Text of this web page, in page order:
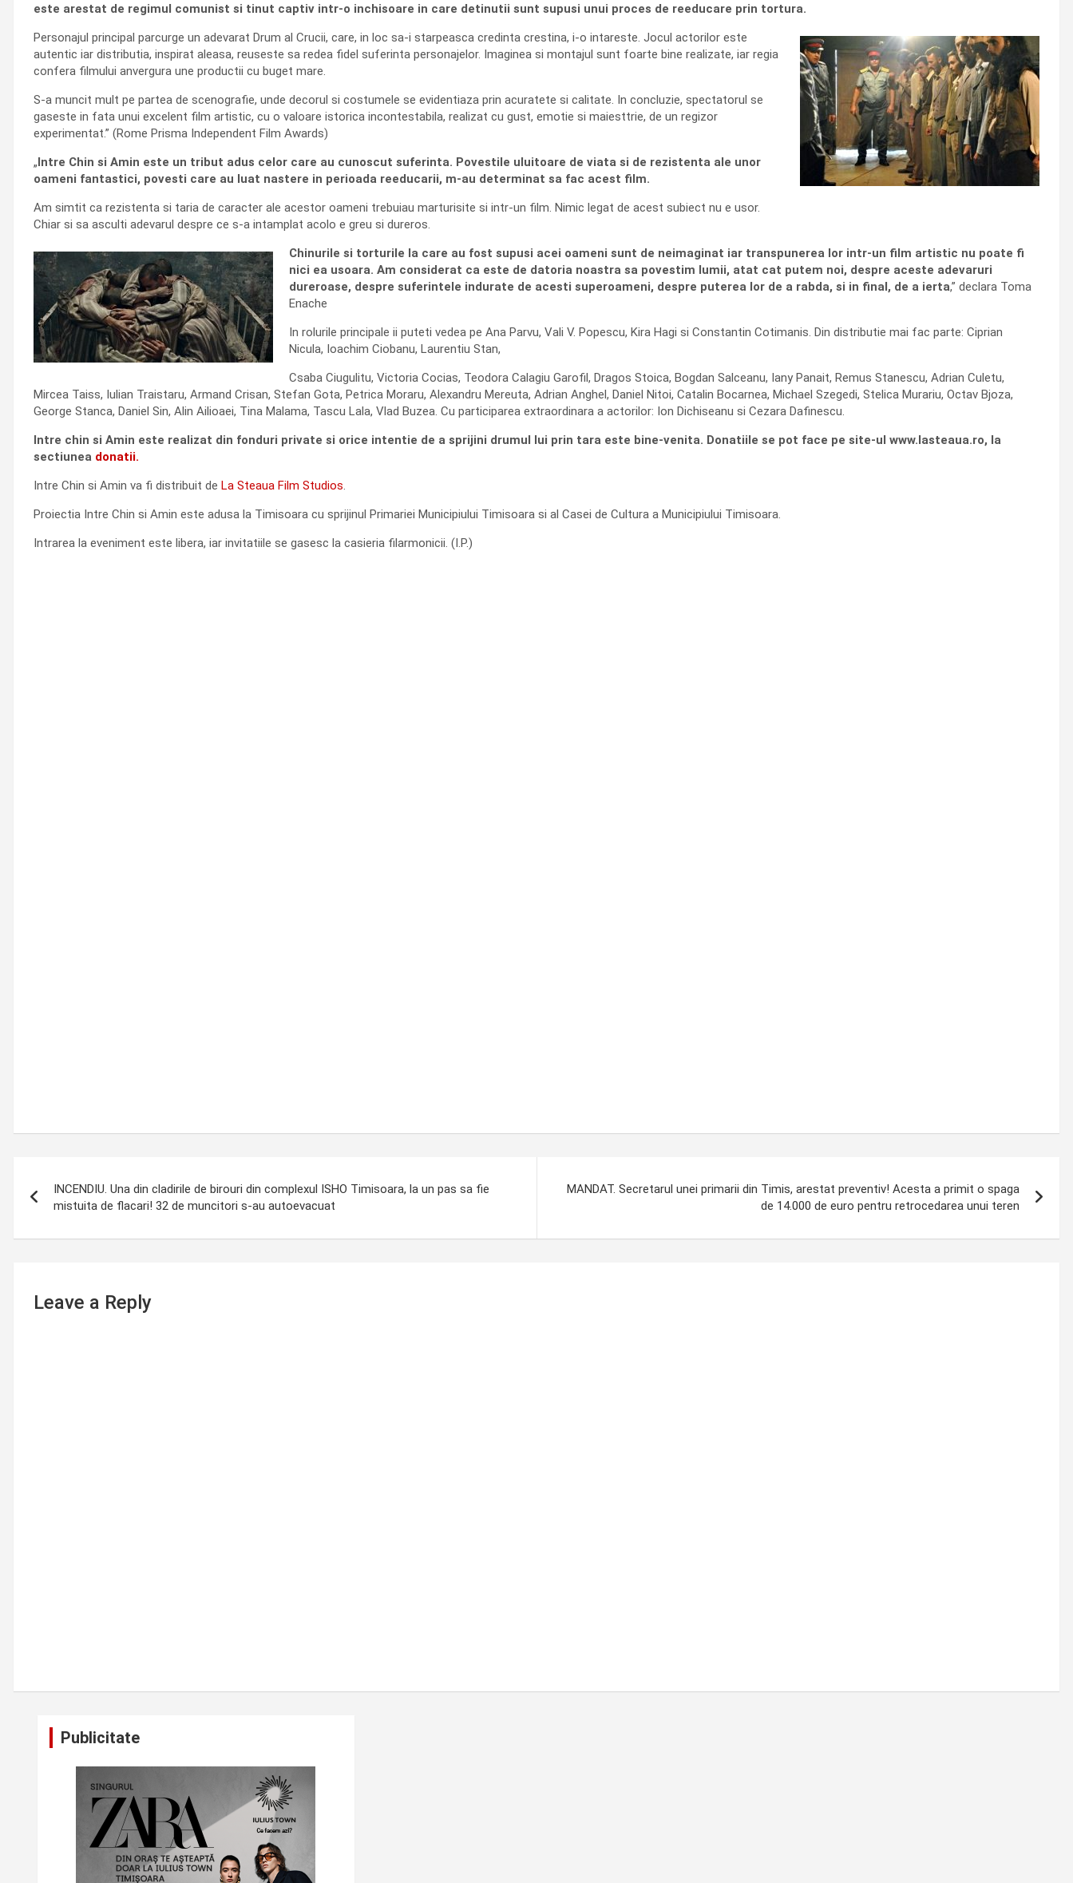
este arestat de regimul comunist si tinut captiv intr-o inchisoare in care detinutii sunt supusi unui proces de reeducare prin tortura.
Personajul principal parcurge un adevarat Drum al Crucii, care, in loc sa-i starpeasca credinta crestina, i-o intareste. Jocul actorilor este
autentic iar distributia, inspirat aleasa, reuseste sa redea fidel suferinta personajelor. Imaginea si montajul sunt foarte bine realizate, iar regia
confera filmului anvergura une productii cu buget mare.
S-a muncit mult pe partea de scenografie, unde decorul si costumele se evidentiaza prin acuratete si calitate. In concluzie, spectatorul se
gaseste in fata unui excelent film artistic, cu o valoare istorica incontestabila, realizat cu gust, emotie si maiesttrie, de un regizor
experimentat.” (Rome Prisma Independent Film Awards)
„Intre Chin si Amin este un tribut adus celor care au cunoscut suferinta. Povestile uluitoare de viata si de rezistenta ale unor
oameni fantastici, povesti care au luat nastere in perioada reeducarii, m-au determinat sa fac acest film.
Am simtit ca rezistenta si taria de caracter ale acestor oameni trebuiau marturisite si intr-un film. Nimic legat de acest subiect nu e usor.
Chiar si sa asculti adevarul despre ce s-a intamplat acolo e greu si dureros.
Chinurile si torturile la care au fost supusi acei oameni sunt de neimaginat iar transpunerea lor intr-un film artistic nu poate fi
nici ea usoara. Am considerat ca este de datoria noastra sa povestim lumii, atat cat putem noi, despre aceste adevaruri
dureroase, despre suferintele indurate de acesti superoameni, despre puterea lor de a rabda, si in final, de a ierta,” declara Toma
Enache
In rolurile principale ii puteti vedea pe Ana Parvu, Vali V. Popescu, Kira Hagi si Constantin Cotimanis. Din distributie mai fac parte: Ciprian
Nicula, Ioachim Ciobanu, Laurentiu Stan,
Csaba Ciugulitu, Victoria Cocias, Teodora Calagiu Garofil, Dragos Stoica, Bogdan Salceanu, Iany Panait, Remus Stanescu, Adrian Culetu,
Mircea Taiss, Iulian Traistaru, Armand Crisan, Stefan Gota, Petrica Moraru, Alexandru Mereuta, Adrian Anghel, Daniel Nitoi, Catalin Bocarnea, Michael Szegedi, Stelica Murariu, Octav Bjoza,
George Stanca, Daniel Sin, Alin Ailioaei, Tina Malama, Tascu Lala, Vlad Buzea. Cu participarea extraordinara a actorilor: Ion Dichiseanu si Cezara Dafinescu.
Intre chin si Amin este realizat din fonduri private si orice intentie de a sprijini drumul lui prin tara este bine-venita. Donatiile se pot face pe site-ul www.lasteaua.ro, la
sectiunea donatii.
Intre Chin si Amin va fi distribuit de La Steaua Film Studios.
Proiectia Intre Chin si Amin este adusa la Timisoara cu sprijinul Primariei Municipiului Timisoara si al Casei de Cultura a Municipiului Timisoara.
Intrarea la eveniment este libera, iar invitatiile se gasesc la casieria filarmonicii. (I.P.)
navigation
INCENDIU. Una din cladirile de birouri din complexul ISHO Timisoara, la un pas sa fie
mistuita de flacari! 32 de muncitori s-au autoevacuat
MANDAT. Secretarul unei primarii din Timis, arestat preventiv! Acesta a primit o spaga
de 14.000 de euro pentru retrocedarea unui teren
Leave a Reply
Publicitate